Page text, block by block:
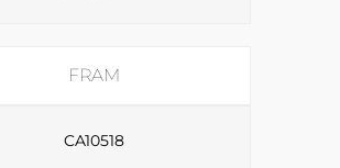
FRAM
CA10518